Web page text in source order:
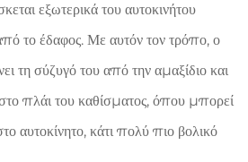
εξωτερικά του αυτοκινήτου
το έδαφος. Με αυτόν τον τρόπο, ο
τη σύζυγό του από την αμαξίδιο και
πλάι του καθίσματος, όπου μπορεί
αυτοκίνητο, κάτι πολύ πιο βολικό